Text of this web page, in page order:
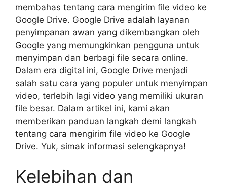
membahas tentang cara mengirim file video ke
Google Drive. Google Drive adalah layanan
penyimpanan awan yang dikembangkan oleh
Google yang memungkinkan pengguna untuk
menyimpan dan berbagi file secara online.
Dalam era digital ini, Google Drive menjadi
salah satu cara yang populer untuk menyimpan
video, terlebih lagi video yang memiliki ukuran
file besar. Dalam artikel ini, kami akan
memberikan panduan langkah demi langkah
tentang cara mengirim file video ke Google
Drive. Yuk, simak informasi selengkapnya!
Kelebihan dan